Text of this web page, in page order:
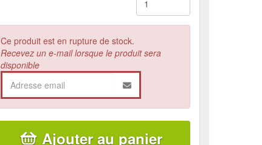
Ce produit est en rupture de stock.
Recevez un e-mail lorsque le produit sera
disponible
Ajouter au panier